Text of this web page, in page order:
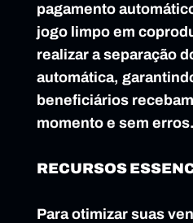
pagamento
jogo limpo em
realizar a separação
automática,
beneficiários
momento e sem erros.
RECURSOS
Para otimizar suas